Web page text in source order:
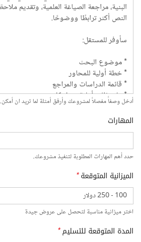
أدخل وصفاً مفصلاً لمشروعك وأرفق أمثلة لما تريد ان أمكن.
المهارات
حدد أهم المهارات المطلوبة لتنفيذ مشروعك.
الميزانية المتوقعة*
اختر ميزانية مناسبة لتحصل على عروض جيدة
المدة المتوقعة للتسليم*